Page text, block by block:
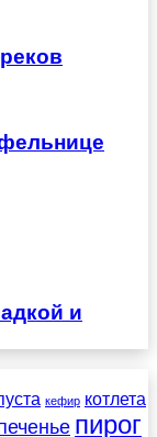
и
кефир котлета
пирог